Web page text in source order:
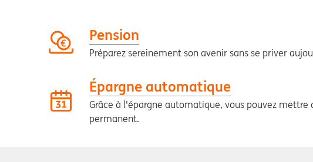
Pension
Préparez sereinement son avenir sans se priver
Épargne automatique
Grâce à l'épargne automatique, vous pouvez
permanent.